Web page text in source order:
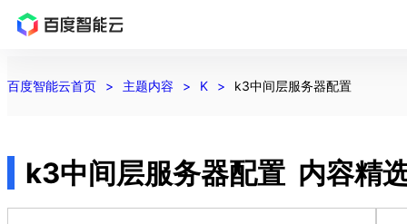
新
解
决
百度智能云首页 主题内容 K k3中间层服务器配置
k3中间层服务器配置 内容精